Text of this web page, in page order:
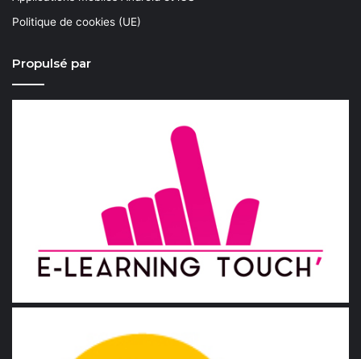
Politique de cookies (UE)
Propulsé par